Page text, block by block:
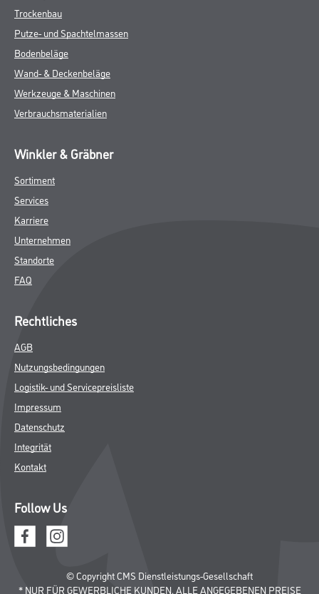
Trockenbau
Putze- und Spachtelmassen
Bodenbeläge
Wand- & Deckenbeläge
Werkzeuge & Maschinen
Verbrauchsmaterialien
Winkler & Gräbner
Sortiment
Services
Karriere
Unternehmen
Standorte
FAQ
Rechtliches
AGB
Nutzungsbedingungen
Logistik- und Servicepreisliste
Impressum
Datenschutz
Integrität
Kontakt
Follow Us
© Copyright CMS Dienstleistungs-Gesellschaft
* NUR FÜR GEWERBLICHE KUNDEN. ALLE ANGEGEBENEN PREISE